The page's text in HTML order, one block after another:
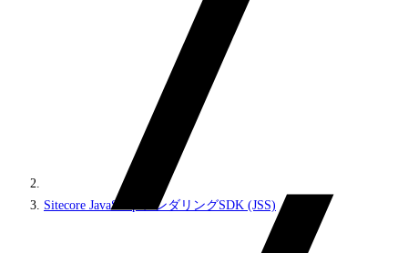
Sitecore JavaScriptレンダリングSDK (JSS)